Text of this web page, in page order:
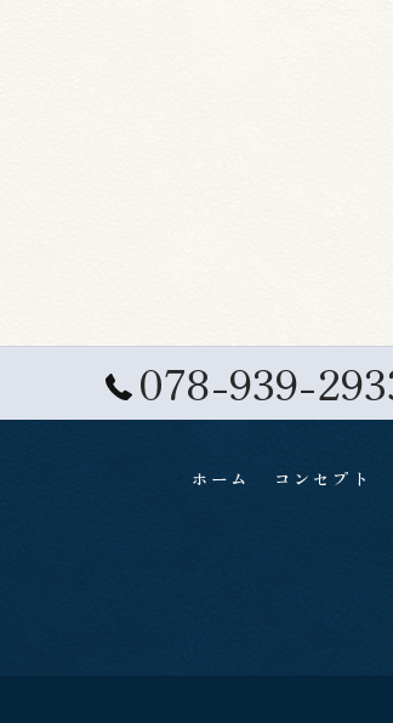
078-939-
ホーム コンセプト